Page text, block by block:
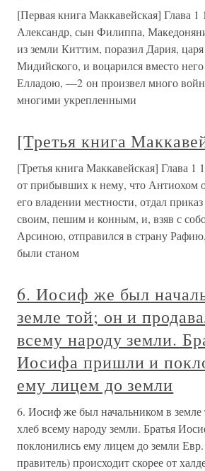
[Первая книга Маккавейская] Глава 1
Александр, сын Филиппа,
из земли Киттим, поразил Дария,
Мидийского, и воцарился вместо
Елладою, —2 он произвел много
многими укрепленными
[Третья книга
[Третья книга Маккавейская] Глава 1
от прибывших к нему, что Антиохом
его владении местности, отдал
своим, пешим и конным, и, взяв с
Арсиною, отправился в страну
были станом
6. Иосиф же был
земле той; он и
всему народу земли.
Иосифа пришли и
ему лицем до земли
6. Иосиф же был начальником в земле
хлеб всему народу земли. Братья
поклонились ему лицем до земли
правитель) происходит скорее от